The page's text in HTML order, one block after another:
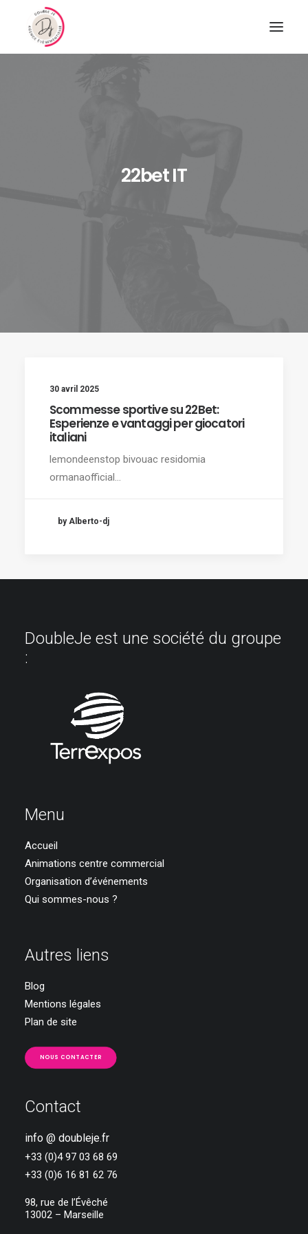
22bet IT
30 avril 2025
Scommesse sportive su 22Bet:
Esperienze e vantaggi per giocatori
italiani
lemondeenstop bivouac residomia
ormanaofficial…
by Alberto-dj
DoubleJe est une société du groupe
:
Menu
Accueil
Animations centre commercial
Organisation d’événements
Qui sommes-nous ?
Autres liens
Blog
Mentions légales
Plan de site
NOUS CONTACTER
Contact
info @ doubleje.fr
+33 (0)4 97 03 68 69
+33 (0)6 16 81 62 76
98, rue de l’Évêché
13002 – Marseille